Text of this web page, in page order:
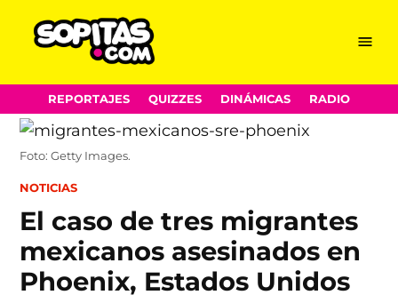
Skip
to
content
Menu
REPORTAJES QUIZZES DINÁMICAS RADIO
Foto: Getty Images.
POSTED
NOTICIAS
El caso de tres migrantes
mexicanos asesinados en
Phoenix, Estados Unidos